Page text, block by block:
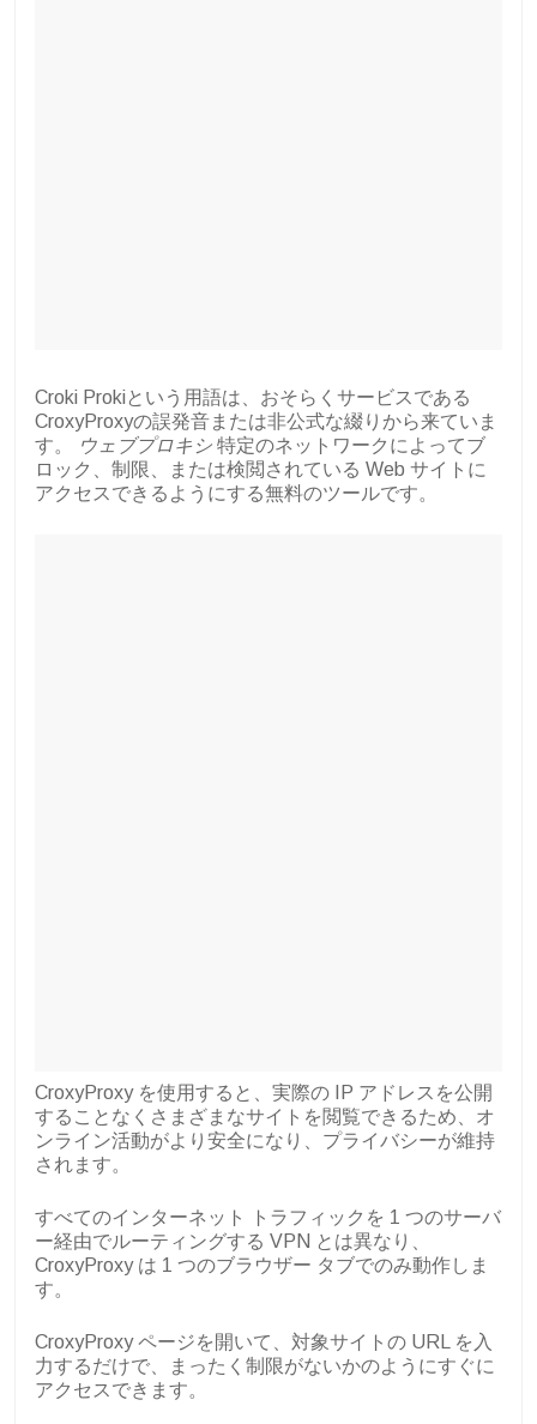
Croki Prokiという用語は、おそらくサービスである
CroxyProxyの誤発音または非公式な綴りから来ていま
す。
ウェブプロキシ 特定のネットワークによってブ
ロック、制限、または検閲されている Web サイトに
アクセスできるようにする無料のツールです。
CroxyProxy を使用すると、実際の IP アドレスを公開
することなくさまざまなサイトを閲覧できるため、オ
ンライン活動がより安全になり、プライバシーが維持
されます。
すべてのインターネット トラフィックを 1 つのサーバ
ー経由でルーティングする VPN とは異なり、
CroxyProxy は 1 つのブラウザー タブでのみ動作しま
す。
CroxyProxy ページを開いて、対象サイトの URL を入
力するだけで、まったく制限がないかのようにすぐに
アクセスできます。